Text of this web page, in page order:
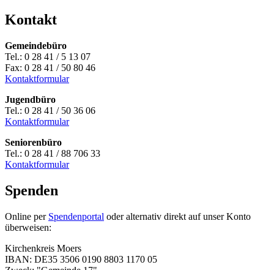
Kontakt
Gemeindebüro
Tel.: 0 28 41 / 5 13 07
Fax: 0 28 41 / 50 80 46
Kontaktformular
Jugendbüro
Tel.: 0 28 41 / 50 36 06
Kontaktformular
Seniorenbüro
Tel.: 0 28 41 / 88 706 33
Kontaktformular
Spenden
Online per Spendenportal oder alternativ direkt auf unser Konto
überweisen:
Kirchenkreis Moers
IBAN: DE35 3506 0190 8803 1170 05